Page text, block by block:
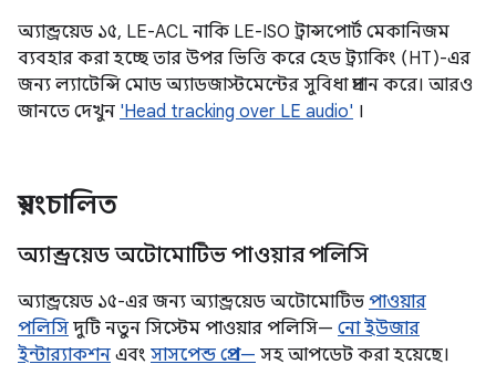
অ্যান্ড্রয়েড ১৫, LE-ACL নাকি LE-ISO ট্রান্সপোর্ট মেকানিজম
ব্যবহার করা হচ্ছে তার উপর ভিত্তি করে হেড ট্র্যাকিং (HT)-এর
জন্য ল্যাটেন্সি মোড অ্যাডজাস্টমেন্টের সুবিধা প্রদান করে। আরও
জানতে দেখুন 'Head tracking over LE audio' ।
স্বয়ংচালিত
অ্যান্ড্রয়েড অটোমোটিভ পাওয়ার পলিসি
অ্যান্ড্রয়েড ১৫-এর জন্য অ্যান্ড্রয়েড অটোমোটিভ পাওয়ার
পলিসি দুটি নতুন সিস্টেম পাওয়ার পলিসি— নো ইউজার
ইন্টার‍্যাকশন এবং সাসপেন্ড প্রেপ— সহ আপডেট করা হয়েছে।